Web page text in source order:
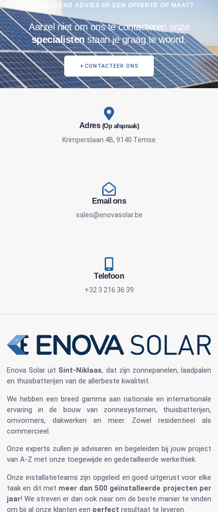
VRIJBLIJVEND ADVIES OF EEN OFFERTE OP MAAT?
Aarzel niet om ons te contacteren onze
specialistenstaan je graag te woord.
CONTACTEER ONS
Adres (Op afspraak)
Krimperslaan 4B, 9140 Temse
Email ons
sales@enovasolar.be
Telefoon
+32 3 216 36 39
Enova Solar uit Sint-Niklaas, dat zijn zonnepanelen, laadpalen
en thuisbatterijen van de allerbeste kwaliteit.
We hebben een breed gamma aan nationale en internationale
ervaring in de bouw van zonnesystemen, thuisbatterijen,
omvormers, dakwerken en meer. Zowel residentieel als
commercieel.
Onze experts zullen je adviseren en begeleiden bij jouw project
van A-Z met onze toegewijde en gedetailleerde werkethiek.
Onze installatieteams zijn opgeleid en goed uitgerust voor elke
taak en dit met meer dan 500 geïnstalleerde projecten per
jaar! We streven er dan ook naar om de beste manier te vinden
om bij al onze klanten een perfect resultaat te leveren.